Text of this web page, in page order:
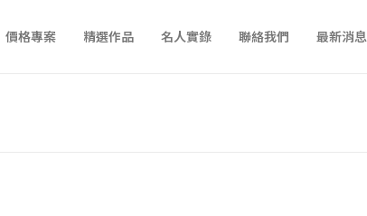
價格專案 精選作品 名人實錄 聯絡我們 最新消息